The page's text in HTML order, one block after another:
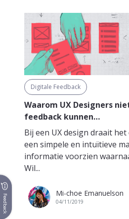
Digitale Feedback
Waarom UX Designers
feedback kunnen…
Bij een UX design draait
een simpele en intuïtieve
informatie voorzien
Wil...
Mi-choe Emanuelson
04/11/2019
Feedback